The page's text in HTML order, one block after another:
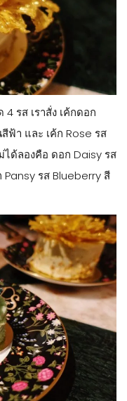
รส เราสั่ง เค้กดอก
ฟ้า และ เค้ก Rose รส
ได้ลองคือ ดอก Daisy รส
รส Blueberry สี